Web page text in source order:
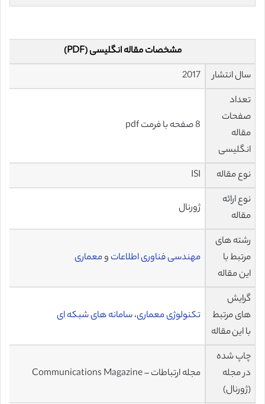
مشخصات مقاله انگلیسی (PDF)
سال انتشار
2017
تعداد
صفحات
مقاله
انگلیسی
8 صفحه با فرمت pdf
نوع مقاله
ISI
نوع ارائه
مقاله
ژورنال
رشته های
مرتبط با
این مقاله
مهندسی فناوری اطلاعات ومعماری
گرایش
های مرتبط
با این مقاله
تکنولوژی معماری،سامانه های شبکه ای
چاپ شده
در مجله
(ژورنال)
مجله ارتباطات – Communications Magazine